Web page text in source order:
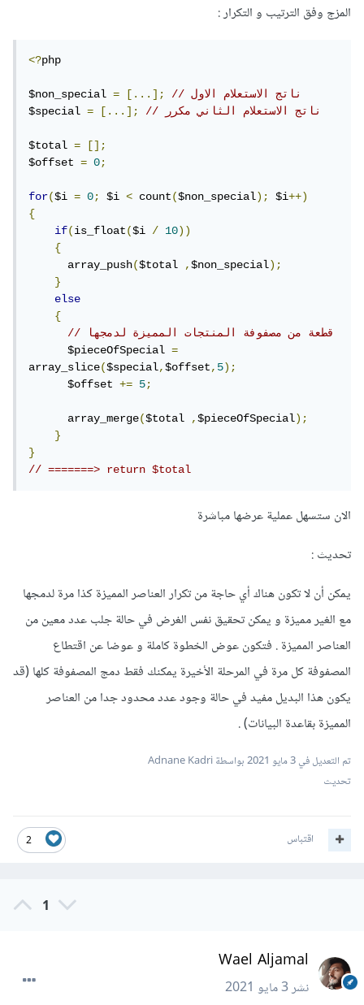
المزج وفق الترتيب و التكرار :
<?php
$non_special = [...];
// ناتج الاستعلام الاول
$special = [...]; // ناتج الاستعلام الثاني مكرر
$total =
[];
$offset = 0;
for($i = 0; $i < count($non_special); $i++)
{
if(is_float($i / 10))
{
      array_push
($total ,$non_special);
}
else
{
// قطعة من مصفوفة المنتجات المميزة لدمجها
      $pieceOfSpecial
=
array_slice($special,$offset,5);
      $offset
+= 5;
      array_merge
($total ,$pieceOfSpecial);
}
}
// =======> return $total
الان ستسهل عملية عرضها مباشرة
تحديث :
يمكن أن لا تكون هناك أي حاجة من تكرار العناصر المميزة كذا مرة لدمجها
مع الغير مميزة و يمكن تحقيق نفس الغرض في حالة جلب عدد معين من
العناصر المميزة . فتكون عوض الخطوة كاملة و عوضا عن اقتطاع
المصفوفة كل مرة في المرحلة الأخيرة يمكنك فقط دمج المصفوفة كلها (قد
يكون هذا البديل مفيد في حالة وجود عدد محدود جدا من العناصر
المميزة بقاعدة البيانات) .
تم التعديل في3 مايو 2021
بواسطة Adnane Kadri
تحديث
2 اقتباس
1
Wael Aljamal
نشر3 مايو 2021